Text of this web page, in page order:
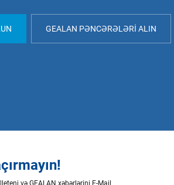
GEALAN PƏNCƏRƏLƏRI ALIN